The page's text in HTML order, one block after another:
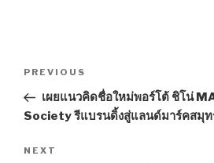
Post
navigation
Previous
Post
PREVIOUS
เผยแนวคิดชื่อใหม่พอร์โต้ ชิโน่
Society รีแบรนดิ้งสู่แลนด์มาร์คสมุท
Next
NEXT